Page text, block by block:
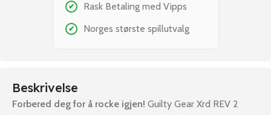
✔ Rask Betaling med Vipps
✔ Norges største spillutvalg
Beskrivelse
Forbered deg for å rocke igjen! Guilty Gear Xrd REV 2